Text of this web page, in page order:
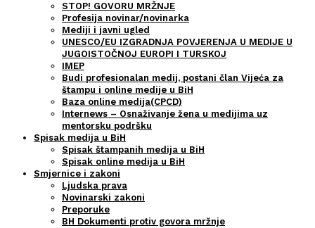
STOP! GOVORU MRŽNJE
Profesija novinar/novinarka
Mediji i javni ugled
UNESCO/EU IZGRADNJA POVJERENJA U MEDIJE U
JUGOISTOČNOJ EUROPI I TURSKOJ
IMEP
Budi profesionalan medij, postani član Vijeća za
štampu i online medije u BiH
Baza online medija(CPCD)
Internews – Osnaživanje žena u medijima uz
mentorsku podršku
Spisak medija u BiH
Spisak štampanih medija u BiH
Spisak online medija u BiH
Smjernice i zakoni
Ljudska prava
Novinarski zakoni
Preporuke
BH Dokumenti protiv govora mržnje